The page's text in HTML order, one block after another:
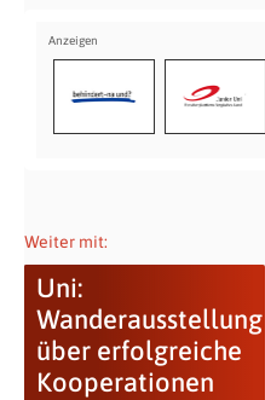
Weiter mit:
Uni:
Wanderausstellung
über erfolgreiche
Kooperationen